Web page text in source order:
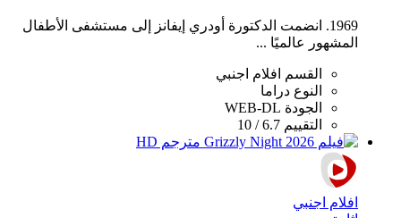
1969. انضمت الدكتورة أودري إيفانز إلى مستشفى الأطفال
المشهور عالميًا ...
القسم
افلام اجنبي
النوع دراما
الجودة WEB-DL
التقييم 6.7 / 10
افلام اجنبي